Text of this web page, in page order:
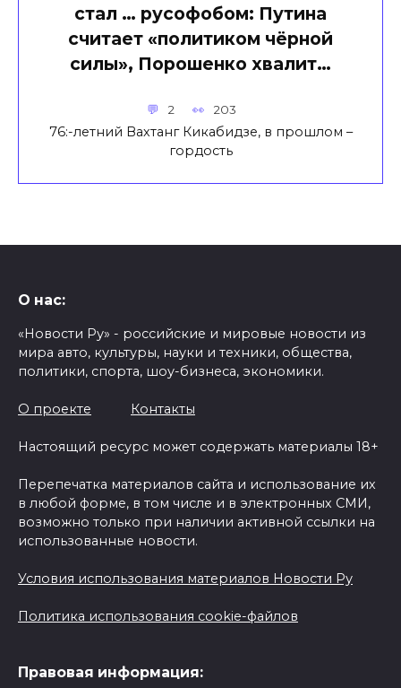
стал … русофобом: Путина
считает «политиком чёрной
силы», Порошенко хвалит…
2 203
76:-летний Вахтанг Кикабидзе, в прошлом –
гордость
О нас:
«Новости Ру» - российские и мировые новости из
мира авто, культуры, науки и техники, общества,
политики, спорта, шоу-бизнеса, экономики.
О проекте Контакты
Настоящий ресурс может содержать материалы 18+
Перепечатка материалов сайта и использование их
в любой форме, в том числе и в электронных СМИ,
возможно только при наличии активной ссылки на
использованные новости.
Условия использования материалов Новости Ру
Политика использования cookie-файлов
Правовая информация: